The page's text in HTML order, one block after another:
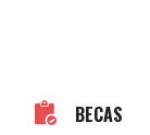
BECAS